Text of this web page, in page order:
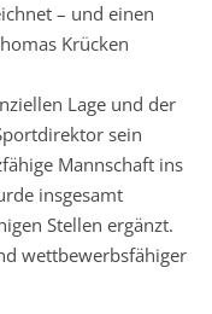
– und einen
Krücken
Lage und der
sein
Mannschaft ins
insgesamt
Stellen ergänzt.
wettbewerbsfähiger